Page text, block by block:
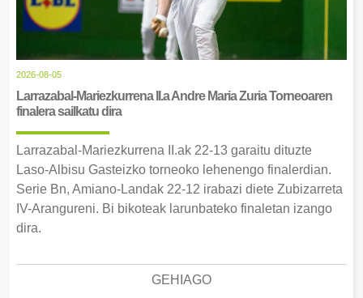
2026-08-05
Larrazabal-Mariezkurrena II.a Andre Maria Zuria Torneoaren
finalera sailkatu dira
Larrazabal-Mariezkurrena II.ak 22-13 garaitu dituzte
Laso-Albisu Gasteizko torneoko lehenengo finalerdian.
Serie Bn, Amiano-Landak 22-12 irabazi diete Zubizarreta
IV-Arangureni. Bi bikoteak larunbateko finaletan izango
dira.
GEHIAGO